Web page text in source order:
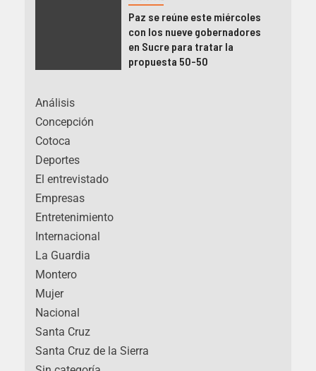
Paz se reúne este miércoles
con los nueve gobernadores
en Sucre para tratar la
propuesta 50-50
Análisis
Concepción
Cotoca
Deportes
El entrevistado
Empresas
Entretenimiento
Internacional
La Guardia
Montero
Mujer
Nacional
Santa Cruz
Santa Cruz de la Sierra